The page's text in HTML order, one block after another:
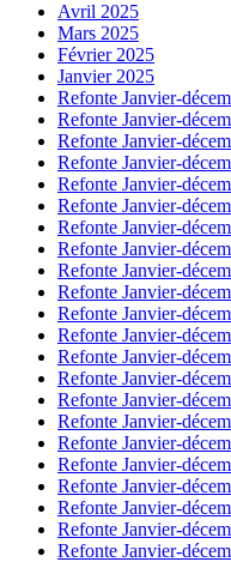
Avril 2025
Mars 2025
Février 2025
Janvier 2025
Refonte Janvier-
Refonte Janvier-
Refonte Janvier-
Refonte Janvier-
Refonte Janvier-
Refonte Janvier-
Refonte Janvier-
Refonte Janvier-
Refonte Janvier-
Refonte Janvier-
Refonte Janvier-
Refonte Janvier-
Refonte Janvier-
Refonte Janvier-
Refonte Janvier-
Refonte Janvier-
Refonte Janvier-
Refonte Janvier-
Refonte Janvier-
Refonte Janvier-
Refonte Janvier-
Refonte Janvier-